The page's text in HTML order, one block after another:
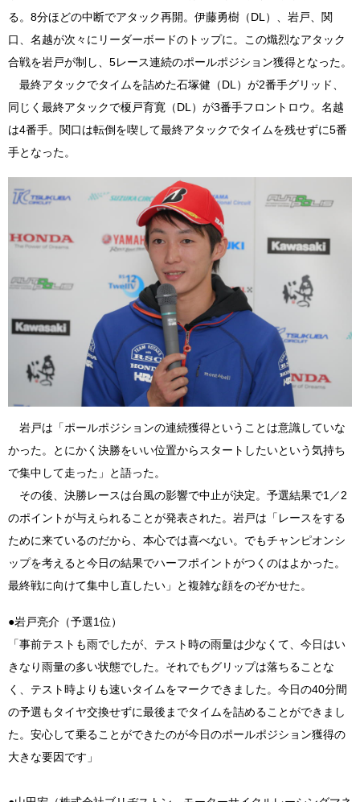
る。8分ほどの中断でアタック再開。伊藤勇樹（DL）、岩戸、関
口、名越が次々にリーダーボードのトップに。この熾烈なアタック
合戦を岩戸が制し、5レース連続のポールポジション獲得となった。
最終アタックでタイムを詰めた石塚健（DL）が2番手グリッド、
同じく最終アタックで榎戸育寛（DL）が3番手フロントロウ。名越
は4番手。関口は転倒を喫して最終アタックでタイムを残せずに5番
手となった。
岩戸は「ポールポジションの連続獲得ということは意識していな
かった。とにかく決勝をいい位置からスタートしたいという気持ち
で集中して走った」と語った。
その後、決勝レースは台風の影響で中止が決定。予選結果で1／2
のポイントが与えられることが発表された。岩戸は「レースをする
ために来ているのだから、本心では喜べない。でもチャンピオンシ
ップを考えると今日の結果でハーフポイントがつくのはよかった。
最終戦に向けて集中し直したい」と複雑な顔をのぞかせた。
●岩戸亮介（予選1位）
「事前テストも雨でしたが、テスト時の雨量は少なくて、今日はい
きなり雨量の多い状態でした。それでもグリップは落ちることな
く、テスト時よりも速いタイムをマークできました。今日の40分間
の予選もタイヤ交換せずに最後までタイムを詰めることができまし
た。安心して乗ることができたのが今日のポールポジション獲得の
大きな要因です」